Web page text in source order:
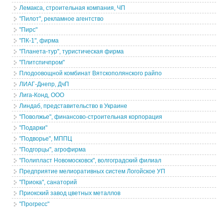
Лемакса, строительная компания, ЧП
"Пилот", рекламное агентство
"Пирс"
"ПК-1", фирма
"Планета-тур", туристическая фирма
"Плитспичпром"
Плодоовощной комбинат Вятскополянского райпо
ЛИАГ-Днепр, ДчП
Лига-Конд, ООО
Линдаб, представительство в Украине
"Поволжье", финансово-строительная корпорация
"Подарки"
"Подворье", МППЦ
"Подгорцы", агрофирма
"Полипласт Новомосковск", волгоградский филиал
Предприятие мелиоративных систем Логойское УП
"Приока", санаторий
Приокский завод цветных металлов
"Прогресс"